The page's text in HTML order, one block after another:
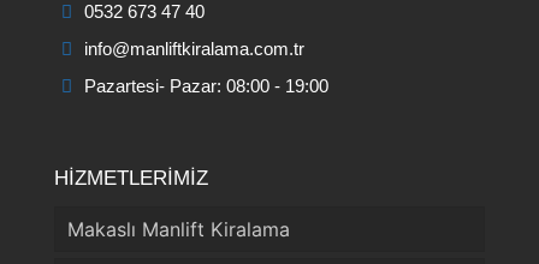
0532 673 47 40
info@manliftkiralama.com.tr
Pazartesi- Pazar: 08:00 - 19:00
HİZMETLERİMİZ
Makaslı Manlift Kiralama